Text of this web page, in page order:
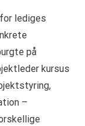
lediges
på
kursus
–